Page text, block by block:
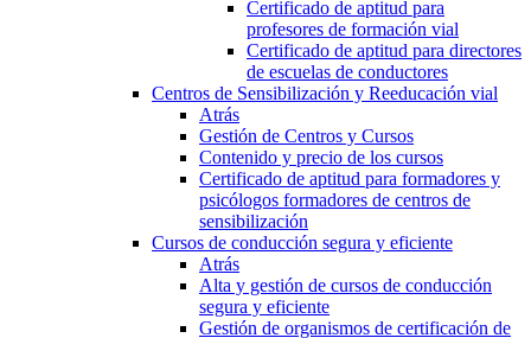
Certificado de aptitud para
profesores de formación vial
Certificado de aptitud para directores
de escuelas de conductores
Centros de Sensibilización y Reeducación vial
Atrás
Gestión de Centros y Cursos
Contenido y precio de los cursos
Certificado de aptitud para formadores y
psicólogos formadores de centros de
sensibilización
Cursos de conducción segura y eficiente
Atrás
Alta y gestión de cursos de conducción
segura y eficiente
Gestión de organismos de certificación de